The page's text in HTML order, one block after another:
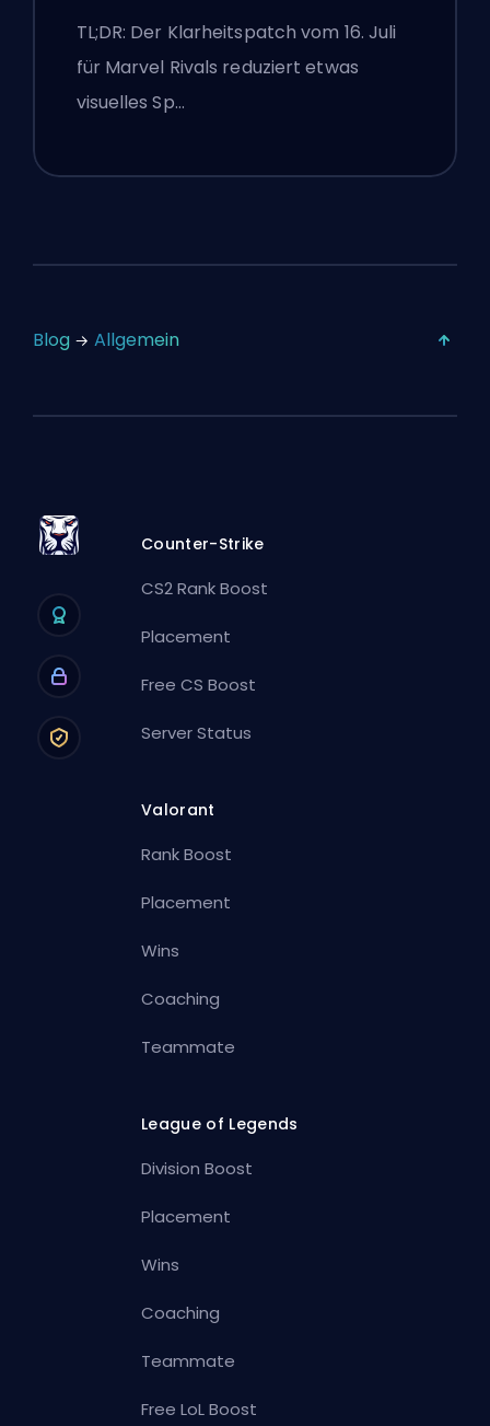
wettbewerbsorientierte
Einstellungen nach dem Patch
vom 16. Juli
TL;DR: Der Klarheitspatch vom 16. Juli
für Marvel Rivals reduziert etwas
visuelles Sp…
Blog Allgemein
Counter-Strike
CS2 Rank Boost
Placement
Free CS Boost
Server Status
Valorant
Rank Boost
Placement
Wins
Coaching
Teammate
League of Legends
Division Boost
Placement
Wins
Coaching
Teammate
Free LoL Boost